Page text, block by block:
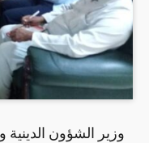
وزير الشؤون